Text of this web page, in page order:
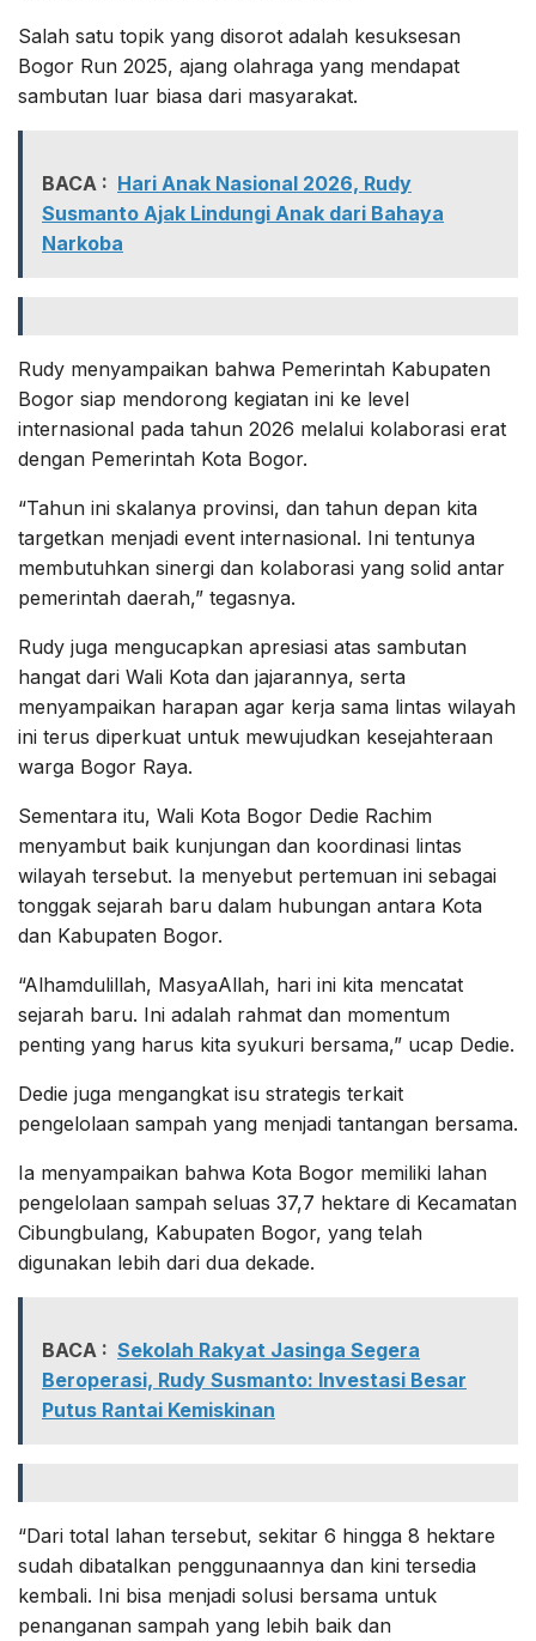
Salah satu topik yang disorot adalah kesuksesan
Bogor Run 2025, ajang olahraga yang mendapat
sambutan luar biasa dari masyarakat.
BACA : Hari Anak Nasional 2026, Rudy
Susmanto Ajak Lindungi Anak dari Bahaya
Narkoba
Rudy menyampaikan bahwa Pemerintah Kabupaten
Bogor siap mendorong kegiatan ini ke level
internasional pada tahun 2026 melalui kolaborasi erat
dengan Pemerintah Kota Bogor.
“Tahun ini skalanya provinsi, dan tahun depan kita
targetkan menjadi event internasional. Ini tentunya
membutuhkan sinergi dan kolaborasi yang solid antar
pemerintah daerah,” tegasnya.
Rudy juga mengucapkan apresiasi atas sambutan
hangat dari Wali Kota dan jajarannya, serta
menyampaikan harapan agar kerja sama lintas wilayah
ini terus diperkuat untuk mewujudkan kesejahteraan
warga Bogor Raya.
Sementara itu, Wali Kota Bogor Dedie Rachim
menyambut baik kunjungan dan koordinasi lintas
wilayah tersebut. Ia menyebut pertemuan ini sebagai
tonggak sejarah baru dalam hubungan antara Kota
dan Kabupaten Bogor.
“Alhamdulillah, MasyaAllah, hari ini kita mencatat
sejarah baru. Ini adalah rahmat dan momentum
penting yang harus kita syukuri bersama,” ucap Dedie.
Dedie juga mengangkat isu strategis terkait
pengelolaan sampah yang menjadi tantangan bersama.
Ia menyampaikan bahwa Kota Bogor memiliki lahan
pengelolaan sampah seluas 37,7 hektare di Kecamatan
Cibungbulang, Kabupaten Bogor, yang telah
digunakan lebih dari dua dekade.
BACA : Sekolah Rakyat Jasinga Segera
Beroperasi, Rudy Susmanto: Investasi Besar
Putus Rantai Kemiskinan
“Dari total lahan tersebut, sekitar 6 hingga 8 hektare
sudah dibatalkan penggunaannya dan kini tersedia
kembali. Ini bisa menjadi solusi bersama untuk
penanganan sampah yang lebih baik dan